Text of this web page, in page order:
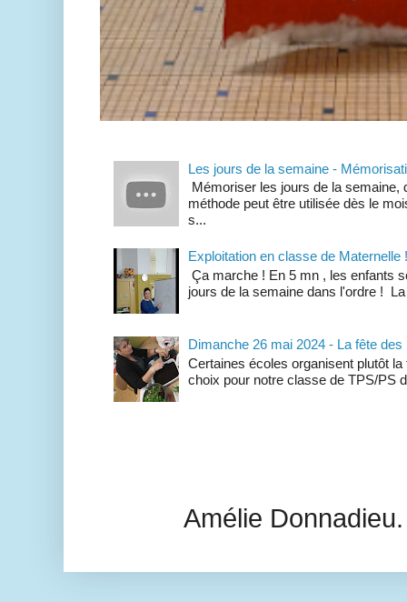
Les jours de la semaine -
Mémoriser les jours de la semaine,
méthode peut être utilisée dès le
s...
Exploitation en classe de Maternelle !
Ça marche ! En 5 mn , les enfants
jours de la semaine dans l'ordre !
Dimanche 26 mai 2024 - La fête des
Certaines écoles organisent plutôt
choix pour notre classe de TPS/PS
Amélie